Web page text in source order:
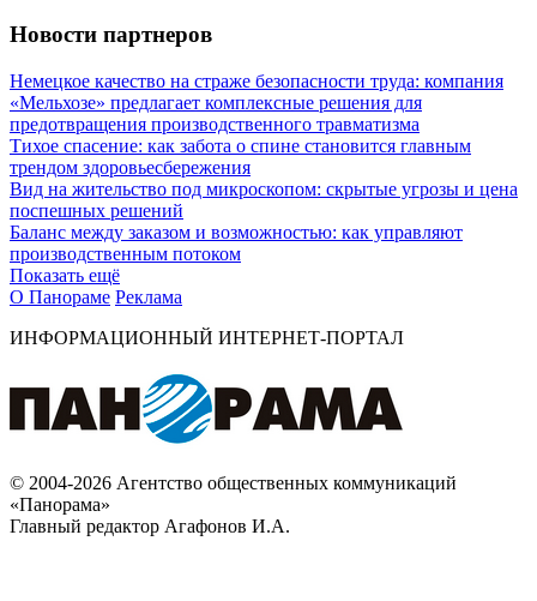
Новости партнеров
Немецкое качество на страже безопасности труда: компания
«Мельхозе» предлагает комплексные решения для
предотвращения производственного травматизма
Тихое спасение: как забота о спине становится главным
трендом здоровьесбережения
Вид на жительство под микроскопом: скрытые угрозы и цена
поспешных решений
Баланс между заказом и возможностью: как управляют
производственным потоком
Показать ещё
О Панораме Реклама
ИНФОРМАЦИОННЫЙ ИНТЕРНЕТ-ПОРТАЛ
© 2004-2026 Агентство общественных коммуникаций
«Панорама»
Главный редактор Агафонов И.А.